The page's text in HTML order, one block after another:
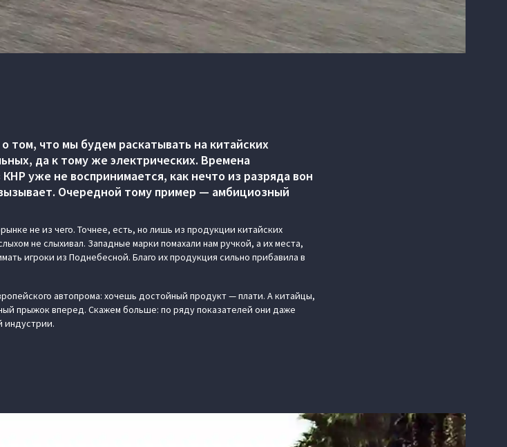
том, что мы будем раскатывать на китайских
да к тому же электрических. Времена
уже не воспринимается, как нечто из разряда вон
Очередной тому пример — амбициозный
не из чего. Точнее, есть, но лишь из продукции китайских
не слыхивал. Западные марки помахали нам ручкой, а их места,
игроки из Поднебесной. Благо их продукция сильно прибавила в
автопрома: хочешь достойный продукт — плати. А китайцы,
прыжок вперед. Скажем больше: по ряду показателей они даже
индустрии.